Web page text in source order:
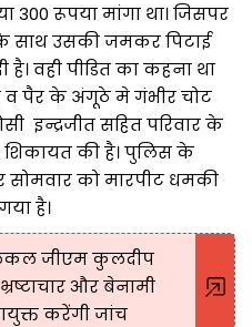
300 रूपया मांगा था। जिसपर
साथ उसकी जमकर पिटाई
वही पीडित का कहना था
व पैर के अंगूठे मे गंभीर चोट
इन्द्रजीत सहित परिवार के
की है। पुलिस के
सोमवार को मारपीट धमकी
है।
जीएम कुलदीप
और बेनामी
करेंगी जांच